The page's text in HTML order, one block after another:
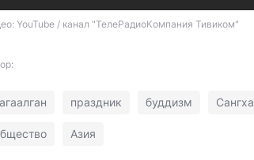
YouTube / канал "ТелеРадиоКомпания Тивиком"
праздник буддизм Сангха
Азия